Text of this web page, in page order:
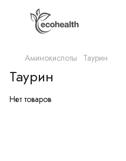
Аминокислоты Таурин
Таурин
Нет товаров